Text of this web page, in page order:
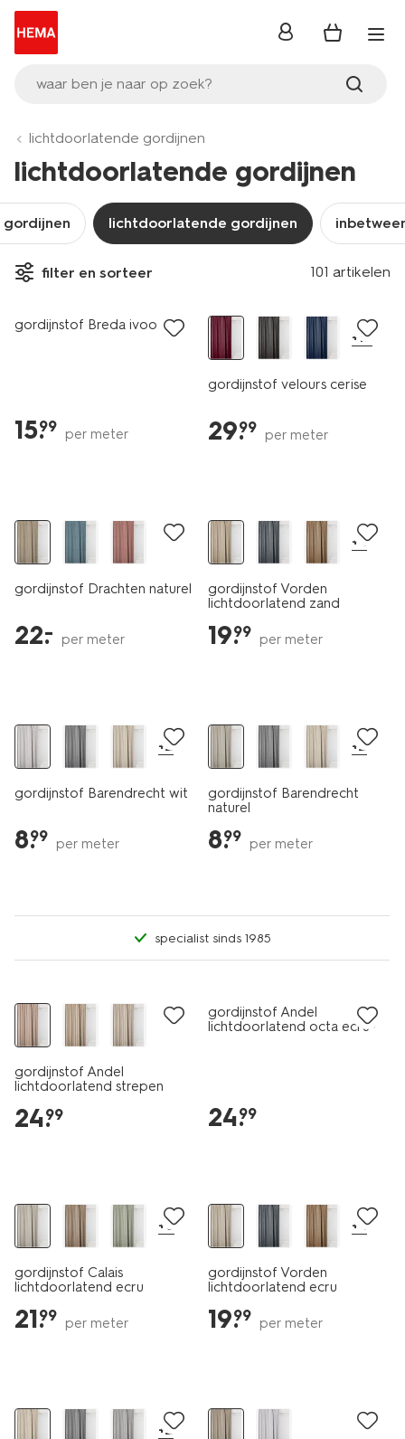
waar ben je naar op zoek?
inloggen
lichtdoorlatende gordijnen
lichtdoorlatende gordijnen
lichtdoorlatende gordijnen
filter en sorteer 101 artikelen
gordijnstof Breda ivoor
15.
99 per meter
+17
gordijnstof velours cerise
29.
99 per meter
gordijnstof Drachten naturel
22.
– per meter
+4
gordijnstof Vorden
lichtdoorlatend zand
19.
99 per meter
+2
gordijnstof Barendrecht wit
8.
99 per meter
+2
gordijnstof Barendrecht
naturel
8.
99 per meter
specialist sinds 1985
gordijnstof Andel
lichtdoorlatend strepen
24.
99
gordijnstof Andel
lichtdoorlatend octa ecru-
24.
99
+6
gordijnstof Calais
lichtdoorlatend ecru
21.
99 per meter
+4
gordijnstof Vorden
lichtdoorlatend ecru
19.
99 per meter
+2